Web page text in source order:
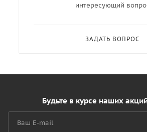
интересующий
ЗАДАТЬ ВОПРОС
Будьте в курсе наших